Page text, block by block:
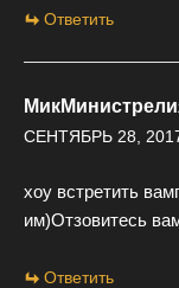
Ответить
СЕНТЯБРЬ 28,
хоу встретить
им)Отзовитесь
Ответить